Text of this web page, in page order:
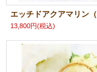
13,800円(税込)